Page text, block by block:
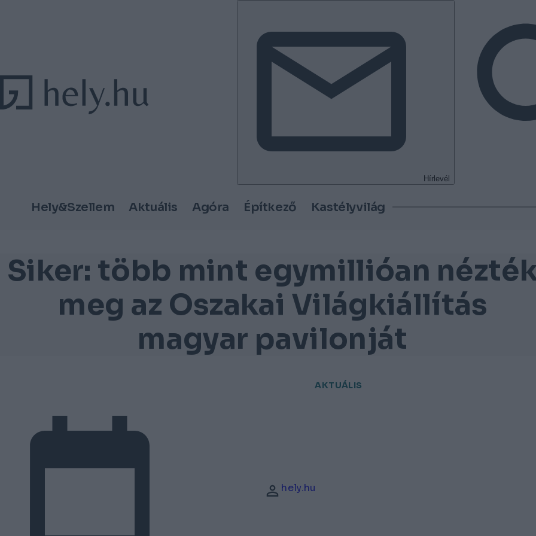
Tovább a tartalomhoz
Tovább a lábléchez
Hírlevél
Hely&Szellem Aktuális Agóra Építkező Kastélyvilág
Siker: több mint egymillióan
meg az Oszakai Világkiállítás
magyar pavilonját
AKTUÁLIS
hely.hu